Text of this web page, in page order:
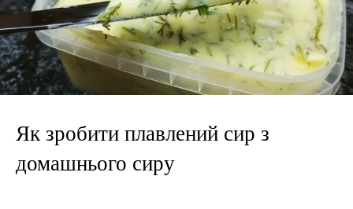
Як зробити плавлений сир з
домашнього сиру